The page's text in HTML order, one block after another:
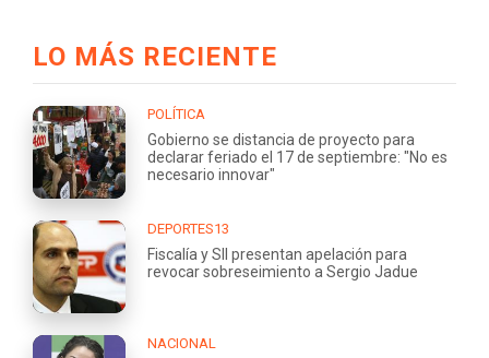
LO MÁS RECIENTE
POLÍTICA
Gobierno se distancia de proyecto para
declarar feriado el 17 de septiembre: "No es
necesario innovar"
DEPORTES13
Fiscalía y SII presentan apelación para
revocar sobreseimiento a Sergio Jadue
NACIONAL